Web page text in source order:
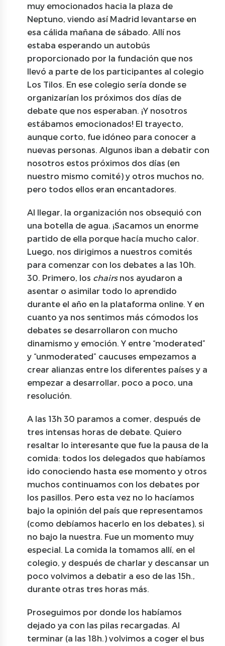
muy emocionados hacia la plaza de
Neptuno, viendo así Madrid levantarse en
esa cálida mañana de sábado. Allí nos
estaba esperando un autobús
proporcionado por la fundación que nos
llevó a parte de los participantes al colegio
Los Tilos. En ese colegio sería donde se
organizarían los próximos dos días de
debate que nos esperaban. ¡Y nosotros
estábamos emocionados! El trayecto,
aunque corto, fue idóneo para conocer a
nuevas personas. Algunos iban a debatir con
nosotros estos próximos dos días (en
nuestro mismo comité) y otros muchos no,
pero todos ellos eran encantadores.
Al llegar, la organización nos obsequió con
una botella de agua. ¡Sacamos un enorme
partido de ella porque hacía mucho calor.
Luego, nos dirigimos a nuestros comités
para comenzar con los debates a las 10h.
30. Primero, los chairsnos ayudaron a
asentar o asimilar todo lo aprendido
durante el año en la plataforma online. Y en
cuanto ya nos sentimos más cómodos los
debates se desarrollaron con mucho
dinamismo y emoción. Y entre “moderated”
y “unmoderated” caucuses empezamos a
crear alianzas entre los diferentes países y a
empezar a desarrollar, poco a poco, una
resolución.
A las 13h 30 paramos a comer, después de
tres intensas horas de debate. Quiero
resaltar lo interesante que fue la pausa de la
comida: todos los delegados que habíamos
ido conociendo hasta ese momento y otros
muchos continuamos con los debates por
los pasillos. Pero esta vez no lo hacíamos
bajo la opinión del país que representamos
(como debíamos hacerlo en los debates), si
no bajo la nuestra. Fue un momento muy
especial. La comida la tomamos allí, en el
colegio, y después de charlar y descansar un
poco volvimos a debatir a eso de las 15h.,
durante otras tres horas más.
Proseguimos por donde los habíamos
dejado ya con las pilas recargadas. Al
terminar (a las 18h.) volvimos a coger el bus